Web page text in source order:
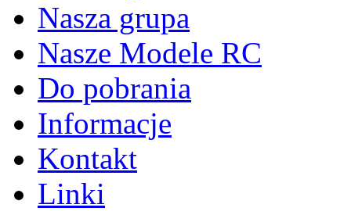
Nasza grupa
Nasze Modele RC
Do pobrania
Informacje
Kontakt
Linki